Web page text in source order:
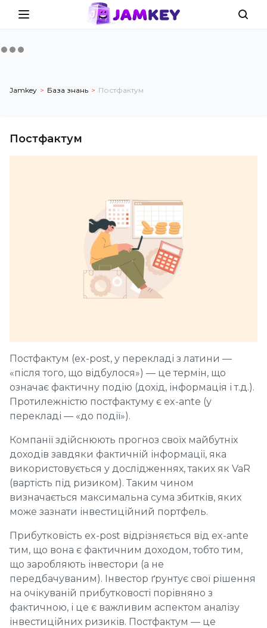
Jamkey База знань Постфактум
Постфактум
Постфактум (ex-post, у перекладі з латини —
«після того, що відбулося») — це термін, що
означає фактичну подію (дохід, інформація і т.д.).
Протилежністю постфактуму є ex-ante (у
перекладі — «до події»).
Компанії здійснюють прогноз своїх майбутніх
доходів завдяки фактичній інформації, яка
використовується у дослідженнях, таких як VaR
(вартість під ризиком). Таким чином
визначається максимальна сума збитків, яких
може зазнати інвестиційний портфель.
Прибутковість ex-post відрізняється від ex-ante
тим, що вона є фактичним доходом, тобто тим,
що заробляють інвестори (а не
передбачуваним). Інвестор ґрунтує свої рішення
на очікуваній прибутковості порівняно з
фактичною, і це є важливим аспектом аналізу
інвестиційних ризиків. Постфактум — це